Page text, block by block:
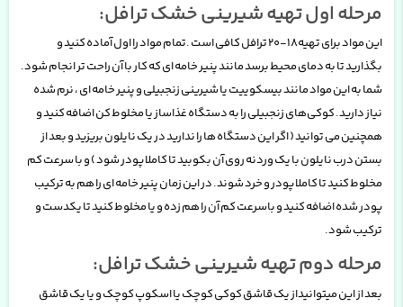
مرحله اول تهیه شیرینی خشک ترافل:
این مواد برای تهیه
18-20 ترافل کافی است .تمام مواد را اول آماده کنید و
بگذارید تا به دمای محیط برسد مانند پنیر خامه ای که کار با آن راحت تر انجام شود.
شما به این مواد مانند بیسکوییت یا شیرینی زنجبیلی و پنیر خامه ای ، نرم شده
نیاز دارید. کوکی‌های زنجبیلی را به دستگاه غذاساز یا مخلوط کن اضافه کنید و
همچنین می توانید ( اگر این دستگاه ها را ندارید در یک نایلون بریزید و بعد از
بستن درب نایلون با یک وردنه روی آن بکوبید تا کاملا پودر شود ) و با سرعت کم
مخلوط کنید تا کاملا پودر و خرد شوند. در این زمان پنیر خامه ای را هم به ترکیب
پودر شده اضافه کنید و باسرعت کم آن را هم زده و یا مخلوط کنید تا یکدست و
ترکیب شود.
مرحله دوم تهیه شیرینی خشک ترافل:
بعد از این میتوانیداز یک قاشق کوکی کوچک یا اسکوپ کوچک و یا یک قاشق